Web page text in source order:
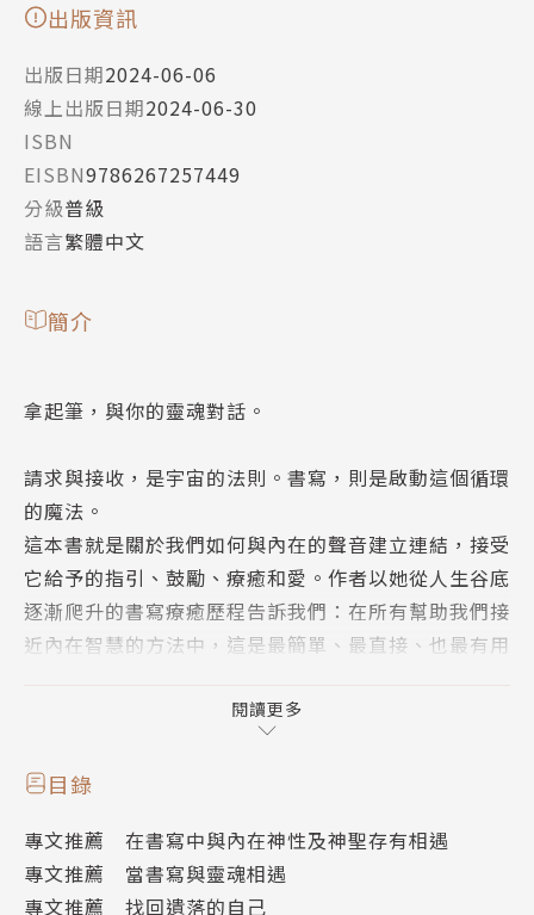
出版資訊
出版日期2024-06-06
線上出版日期2024-06-30
ISBN
EISBN9786267257449
分級普級
語言繁體中文
簡介
拿起筆，與你的靈魂對話。
請求與接收，是宇宙的法則。書寫，則是啟動這個循環
的魔法。
這本書就是關於我們如何與內在的聲音建立連結，接受
它給予的指引、鼓勵、療癒和愛。作者以她從人生谷底
逐漸爬升的書寫療癒歷程告訴我們：在所有幫助我們接
近內在智慧的方法中，這是最簡單、最直接、也最有用
書中提供了明確的實踐方法，以簡單的四步驟帶領我
們：與靈魂深入對話，聽從聲音的指引，釋放痛苦、煩
惱、壓力或各種負面情緒，撫平心靈的創傷與糾結，與
如果你願意接收更多的想法、直覺、靈感、智慧與機
會，從這裡開始，讓這個聲音引導你，踏上自我探索、
閱讀更多
目錄
專文推薦 在書寫中與內在神性及神聖存有相遇
專文推薦 當書寫與靈魂相遇
專文推薦 找回遺落的自己